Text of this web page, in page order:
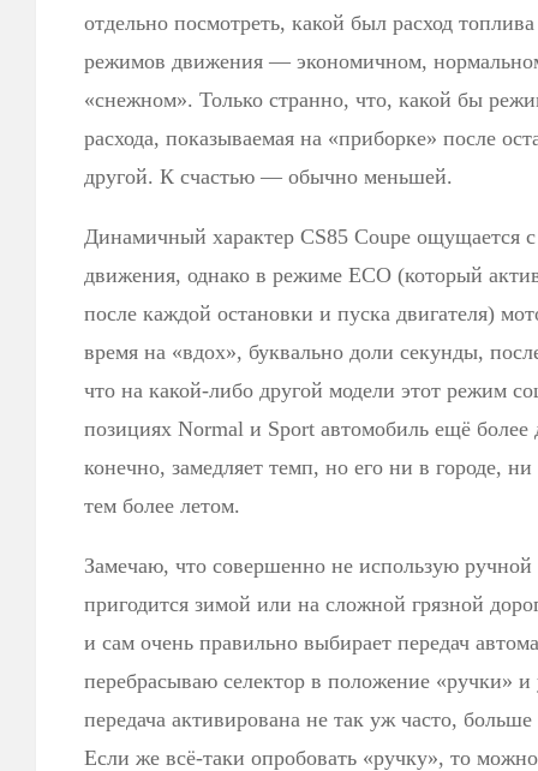
отдельно посмотреть, какой был расход
режимов движения — экономичном,
«снежном». Только странно, что, какой бы
расхода, показываемая на «приборке» после
другой. К счастью — обычно меньшей.
Динамичный характер CS85 Coupe ощущается
движения, однако в режиме ЕСО (который
после каждой остановки и пуска двигателя)
время на «вдох», буквально доли секунды,
что на какой-либо другой модели этот режим
позициях Normal и Sport автомобиль ещё более
конечно, замедляет темп, но его ни в городе,
тем более летом.
Замечаю, что совершенно не использую
пригодится зимой или на сложной грязной
и сам очень правильно выбирает передач
перебрасываю селектор в положение «ручки»
передача активирована не так уж часто,
Если же всё-таки опробовать «ручку», то